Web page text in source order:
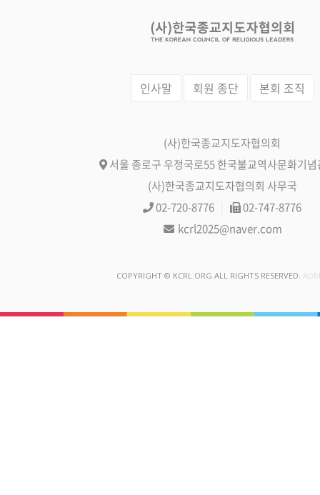
인사말 회원 종단 본회 조직
(사)한국종교지도자협의회
서울 종로구 우정국로55 한국불교역사문화기념
(사)한국종교지도자협의회 사무국
02-720-8776
02-747-8776
kcrl2025@naver.com
COPYRIGHT © KCRL.ORG ALL RIGHTS RESERVED.